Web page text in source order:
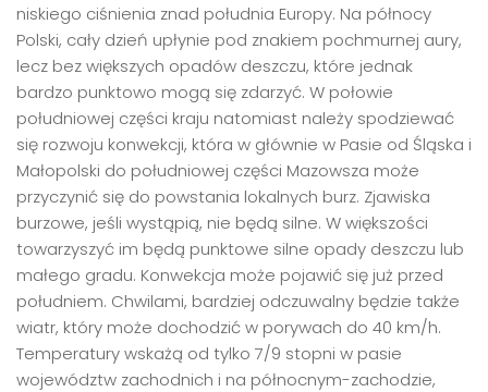
niskiego ciśnienia znad południa Europy. Na północy
Polski, cały dzień upłynie pod znakiem pochmurnej aury,
lecz bez większych opadów deszczu, które jednak
bardzo punktowo mogą się zdarzyć. W połowie
południowej części kraju natomiast należy spodziewać
się rozwoju konwekcji, która w głównie w Pasie od Śląska i
Małopolski do południowej części Mazowsza może
przyczynić się do powstania lokalnych burz. Zjawiska
burzowe, jeśli wystąpią, nie będą silne. W większości
towarzyszyć im będą punktowe silne opady deszczu lub
małego gradu. Konwekcja może pojawić się już przed
południem. Chwilami, bardziej odczuwalny będzie także
wiatr, który może dochodzić w porywach do 40 km/h.
Temperatury wskażą od tylko 7/9 stopni w pasie
województw zachodnich i na północnym-zachodzie,